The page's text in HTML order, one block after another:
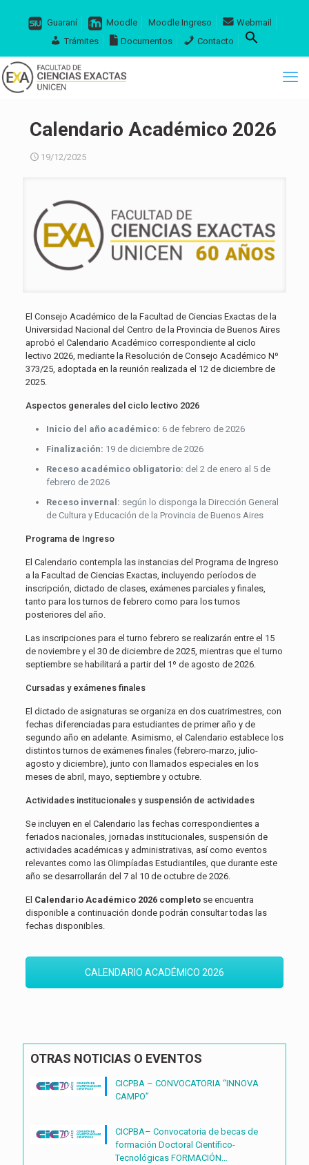
Guaraní Moodle Moodle Ingreso
Webmail
Trámites
Documentos Contacto
Calendario Académico 2026
19/12/2025
El Consejo Académico de la Facultad de Ciencias Exactas de la
Universidad Nacional del Centro de la Provincia de Buenos Aires
aprobó el Calendario Académico correspondiente al ciclo
lectivo 2026, mediante la Resolución de Consejo Académico Nº
373/25, adoptada en la reunión realizada el 12 de diciembre de
2025.
Aspectos generales del ciclo lectivo 2026
Inicio del año académico: 6 de febrero de 2026
Finalización: 19 de diciembre de 2026
Receso académico obligatorio: del 2 de enero al 5 de
febrero de 2026
Receso invernal: según lo disponga la Dirección General
de Cultura y Educación de la Provincia de Buenos Aires
Programa de Ingreso
El Calendario contempla las instancias del Programa de Ingreso
a la Facultad de Ciencias Exactas, incluyendo períodos de
inscripción, dictado de clases, exámenes parciales y finales,
tanto para los turnos de febrero como para los turnos
posteriores del año.
Las inscripciones para el turno febrero se realizarán entre el 15
de noviembre y el 30 de diciembre de 2025, mientras que el turno
septiembre se habilitará a partir del 1º de agosto de 2026.
Cursadas y exámenes finales
El dictado de asignaturas se organiza en dos cuatrimestres, con
fechas diferenciadas para estudiantes de primer año y de
segundo año en adelante. Asimismo, el Calendario establece los
distintos turnos de exámenes finales (febrero-marzo, julio-
agosto y diciembre), junto con llamados especiales en los
meses de abril, mayo, septiembre y octubre.
Actividades institucionales y suspensión de actividades
Se incluyen en el Calendario las fechas correspondientes a
feriados nacionales, jornadas institucionales, suspensión de
actividades académicas y administrativas, así como eventos
relevantes como las Olimpíadas Estudiantiles, que durante este
año se desarrollarán del 7 al 10 de octubre de 2026.
El Calendario Académico 2026 completose encuentra
disponible a continuación donde podrán consultar todas las
fechas disponibles.
CALENDARIO ACADÉMICO 2026
OTRAS NOTICIAS O EVENTOS
CICPBA – CONVOCATORIA “INNOVA
CAMPO”
CICPBA– Convocatoria de becas de
formación Doctoral Científico-
Tecnológicas FORMACIÓN